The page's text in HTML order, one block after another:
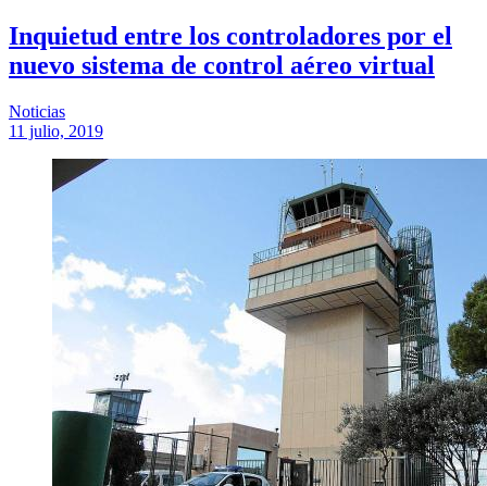
Inquietud entre los controladores por el
nuevo sistema de control aéreo virtual
Noticias
11 julio, 2019